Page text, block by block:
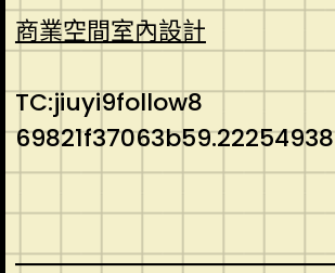
商業空間室內設計
TC:jiuyi9follow8
69821f37063b59.22254938